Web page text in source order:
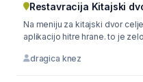
Restavracija Kitajski
Na meniju za kitajski dvor
aplikacijo hitre hrane. to je
dragica knez